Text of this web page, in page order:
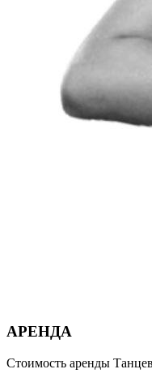
АРЕНДА
Стоимость аренды